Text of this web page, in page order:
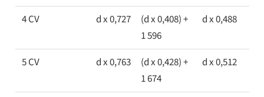
4 CV d x 0,727
(d x 0,408) +
1 596
d x 0,488
5 CV d x 0,763
(d x 0,428) +
1 674
d x 0,512